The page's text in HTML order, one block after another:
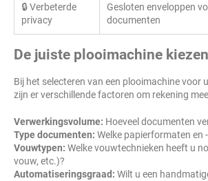
🔒 Verbeterde
privacy
Gesloten enveloppen
documenten
De juiste plooimachine kiezen
Bij het selecteren van een plooimachine voor
zijn er verschillende factoren om rekening
Verwerkingsvolume: Hoeveel documenten
Type documenten: Welke papierformaten en
Vouwtypen: Welke vouwtechnieken heeft u
vouw, etc.)?
Automatiseringsgraad: Wilt u een